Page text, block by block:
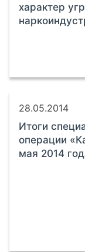
характер
28.05.2014
Итоги
операции
мая 2014